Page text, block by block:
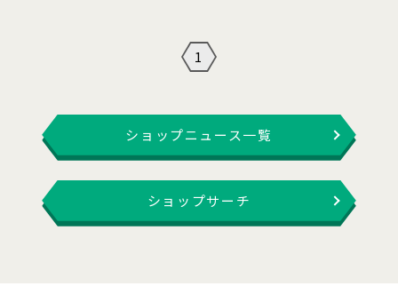
1
ショップニュース一覧
ショップサーチ